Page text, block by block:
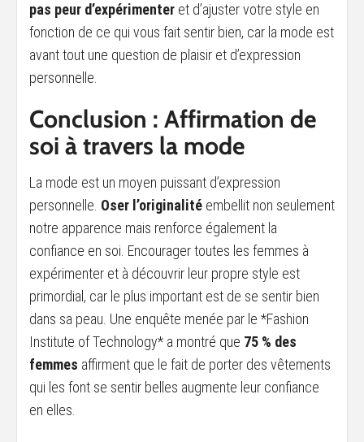
pas peur d’expérimenter et d’ajuster votre style en
fonction de ce qui vous fait sentir bien, car la mode est
avant tout une question de plaisir et d’expression
personnelle.
Conclusion : Affirmation de
soi à travers la mode
La mode est un moyen puissant d’expression
personnelle. Oser l’originalité embellit non seulement
notre apparence mais renforce également la
confiance en soi. Encourager toutes les femmes à
expérimenter et à découvrir leur propre style est
primordial, car le plus important est de se sentir bien
dans sa peau. Une enquête menée par le *Fashion
Institute of Technology* a montré que 75 % des
femmes affirment que le fait de porter des vêtements
qui les font se sentir belles augmente leur confiance
en elles.